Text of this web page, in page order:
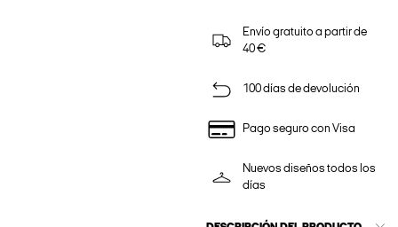
Envío gratuito a partir de
40 €
100 días de devolución
Pago seguro con Visa
Nuevos diseños todos los
días